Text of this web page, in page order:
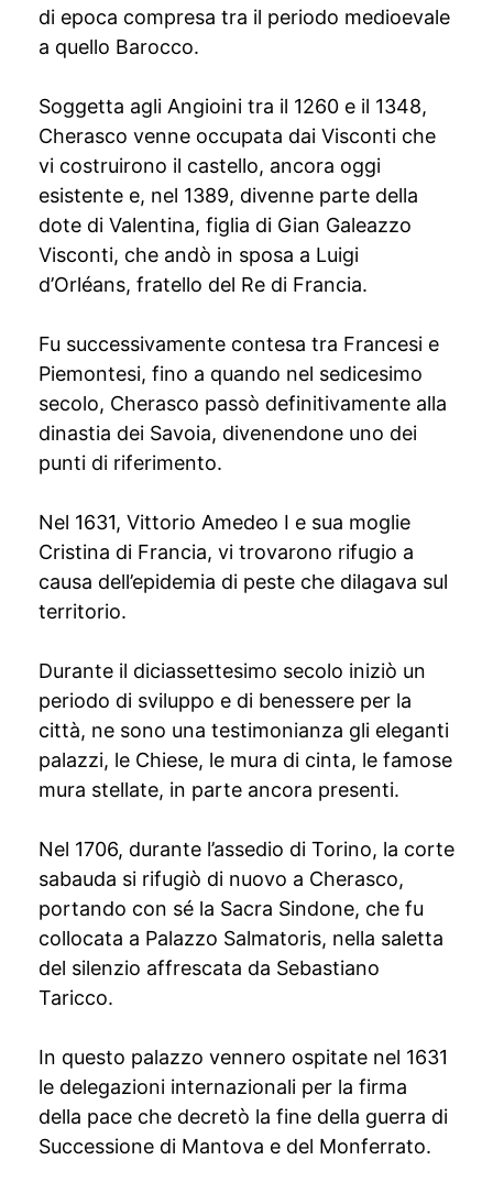
di epoca compresa tra il periodo medioevale
a quello Barocco.
Soggetta agli Angioini tra il 1260 e il 1348,
Cherasco venne occupata dai Visconti che
vi costruirono il castello, ancora oggi
esistente e, nel 1389, divenne parte della
dote di Valentina, figlia di Gian Galeazzo
Visconti, che andò in sposa a Luigi
d’Orléans, fratello del Re di Francia.
Fu successivamente contesa tra Francesi e
Piemontesi, fino a quando nel sedicesimo
secolo, Cherasco passò definitivamente alla
dinastia dei Savoia, divenendone uno dei
punti di riferimento.
Nel 1631, Vittorio Amedeo I e sua moglie
Cristina di Francia, vi trovarono rifugio a
causa dell’epidemia di peste che dilagava sul
territorio.
Durante il diciassettesimo secolo iniziò un
periodo di sviluppo e di benessere per la
città, ne sono una testimonianza gli eleganti
palazzi, le Chiese, le mura di cinta, le famose
mura stellate, in parte ancora presenti.
Nel 1706, durante l’assedio di Torino, la corte
sabauda si rifugiò di nuovo a Cherasco,
portando con sé la Sacra Sindone, che fu
collocata a Palazzo Salmatoris, nella saletta
del silenzio affrescata da Sebastiano
Taricco.
In questo palazzo vennero ospitate nel 1631
le delegazioni internazionali per la firma
della pace che decretò la fine della guerra di
Successione di Mantova e del Monferrato.